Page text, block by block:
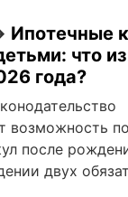
Ипотечные
что
года?
возможность
после
двух